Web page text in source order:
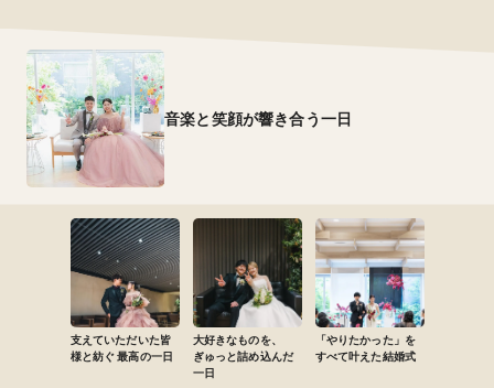
音楽と笑顔が響き合う一日
支えていただいた皆
様と紡ぐ 最高の一日
大好きなものを、
ぎゅっと詰め込んだ
一日
「やりたかった」を
すべて叶えた結婚式